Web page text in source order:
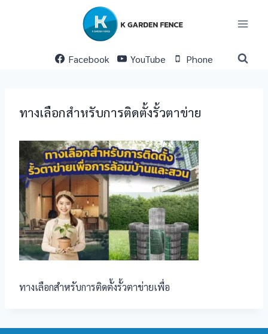
Facebook
YouTube Phone
ทางเลือกสำหรับการติดตั้งรั้วตาข่าย
ทางเลือกสำหรับการติดตั้งรั้วตาข่ายเพื่อ